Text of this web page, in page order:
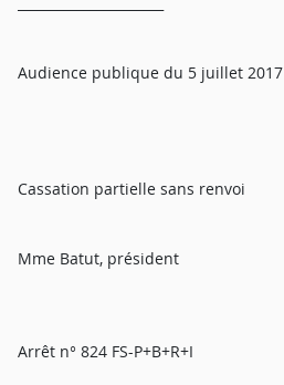
Audience publique du 5 juillet 2017
Cassation partielle sans renvoi
Mme Batut, président
Arrêt n° 824 FS-P+B+R+I